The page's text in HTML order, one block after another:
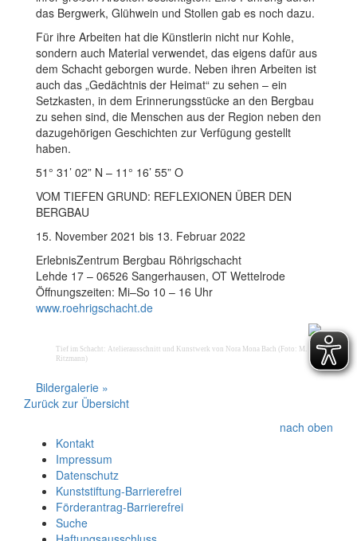
das Bergwerk, Glühwein und Stollen gab es noch dazu.
Für ihre Arbeiten hat die Künstlerin nicht nur Kohle,
sondern auch Material verwendet, das eigens dafür aus
dem Schacht geborgen wurde. Neben ihren Arbeiten ist
auch das „Gedächtnis der Heimat“ zu sehen – ein
Setzkasten, in dem Erinnerungsstücke an den Bergbau
zu sehen sind, die Menschen aus der Region neben den
dazugehörigen Geschichten zur Verfügung gestellt
haben.
51° 31’ 02” N – 11° 16’ 55” O
VOM TIEFEN GRUND: REFLEXIONEN ÜBER DEN
BERGBAU
15. November 2021 bis 13. Februar 2022
ErlebnisZentrum Bergbau Röhrigschacht
Lehde 17 – 06526 Sangerhausen, OT Wettelrode
Öffnungszeiten: Mi–So 10 – 16 Uhr
www.roehrigschacht.de
Tief im Schacht: Atelierausschnitt und Kunstwerk von Nora Mona Bach (Foto: M.
Ritzmann)
Bildergalerie »
Zurück zur Übersicht
nach oben
Kontakt
Impressum
Datenschutz
Kunststiftung-Barrierefrei
Förderantrag-Barrierefrei
Suche